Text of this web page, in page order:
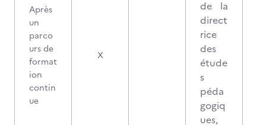
Après
un
parco
urs de
format
ion
contin
ue
X
de la
direct
rice
des
étude
s
péda
gogiq
ues,